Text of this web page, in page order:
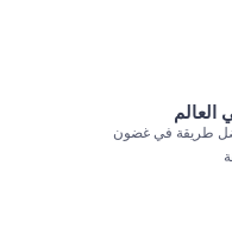
طريقة في غضون